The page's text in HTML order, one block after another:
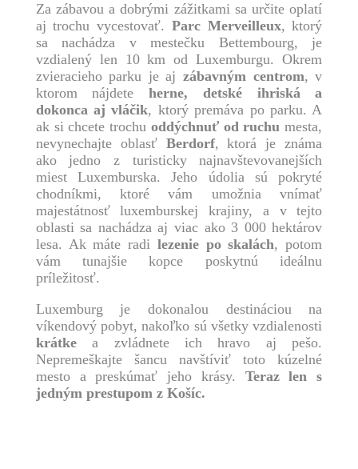
Za zábavou a dobrými zážitkami sa určite oplatí
aj trochu vycestovať. Parc Merveilleux, ktorý
sa nachádza v mestečku Bettembourg, je
vzdialený len 10 km od Luxemburgu. Okrem
zvieracieho parku je ajzábavným centrom, v
ktorom nájdete herne, detské ihriská a
dokonca aj vláčik, ktorý premáva po parku. A
ak si chcete trochu oddýchnuť od ruchu mesta,
nevynechajte oblasť Berdorf, ktorá je známa
ako jedno z turisticky najnavštevovanejších
miest Luxemburska. Jeho údolia sú pokryté
chodníkmi, ktoré vám umožnia vnímať
majestátnosť luxemburskej krajiny, a v tejto
oblasti sa nachádza aj viac ako 3 000 hektárov
lesa. Ak máte radi lezenie po skalách, potom
vám tunajšie kopce poskytnú ideálnu
príležitosť.
Luxemburg je dokonalou destináciou na
víkendový pobyt, nakoľko sú všetky vzdialenosti
krátkea zvládnete ich hravo aj pešo.
Nepremeškajte šancu navštíviť toto kúzelné
mesto a preskúmať jeho krásy. Teraz len s
jedným prestupom z Košíc.